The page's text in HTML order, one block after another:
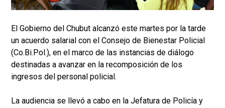
El Gobierno del Chubut alcanzó este martes por la tarde
un acuerdo salarial con el Consejo de Bienestar Policial
(Co.Bi.Pol.), en el marco de las instancias de diálogo
destinadas a avanzar en la recomposición de los
ingresos del personal policial.
La audiencia se llevó a cabo en la Jefatura de Policía y